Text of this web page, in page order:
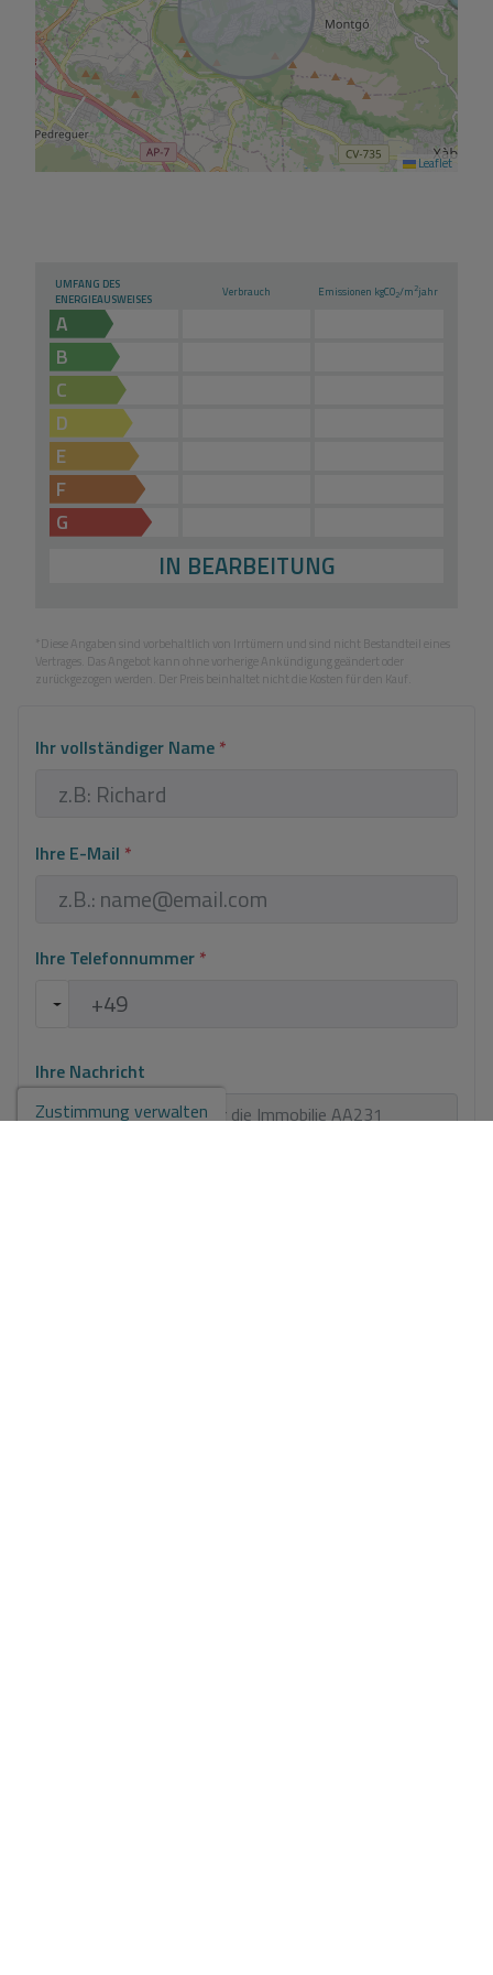
Leaflet
UMFANG DES
ENERGIEAUSWEISES
Verbrauch Emissionen kgCO2/m2jahr
A
B
C
D
E
F
G
IN BEARBEITUNG
*Diese Angaben sind vorbehaltlich von Irrtümern und sind nicht Bestandteil eines
Vertrages. Das Angebot kann ohne vorherige Ankündigung geändert oder
zurückgezogen werden. Der Preis beinhaltet nicht die Kosten für den Kauf.
Ihr vollständiger Name *
Ihre E-Mail *
Ihre Telefonnummer *
Ihre Nachricht
Zustimmung verwalten